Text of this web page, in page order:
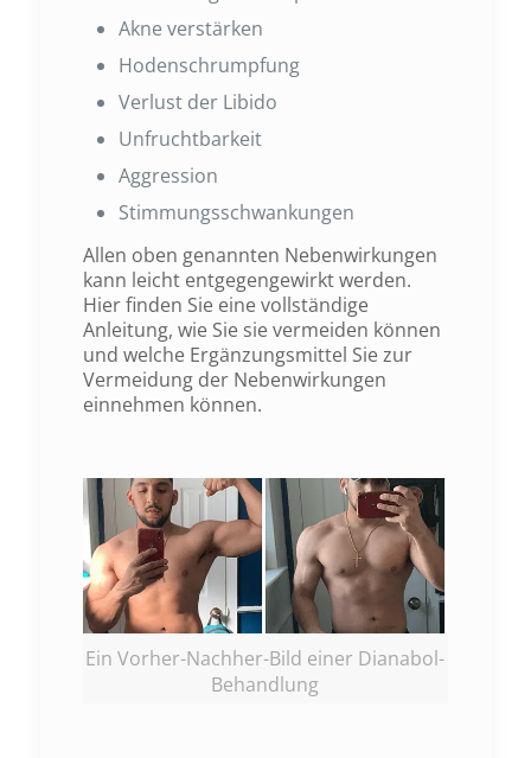
Akne verstärken
Hodenschrumpfung
Verlust der Libido
Unfruchtbarkeit
Aggression
Stimmungsschwankungen
Allen oben genannten Nebenwirkungen
kann leicht entgegengewirkt werden.
Hier finden Sie eine vollständige
Anleitung, wie Sie sie vermeiden können
und welche Ergänzungsmittel Sie zur
Vermeidung der Nebenwirkungen
einnehmen können.
Ein Vorher-Nachher-Bild einer Dianabol-
Behandlung